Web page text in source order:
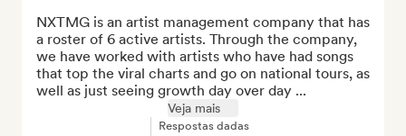
NXTMG is an artist management company that has
a roster of 6 active artists. Through the company,
we have worked with artists who have had songs
that top the viral charts and go on national tours, as
well as just seeing growth day over day ...
Veja mais
Respostas dadas